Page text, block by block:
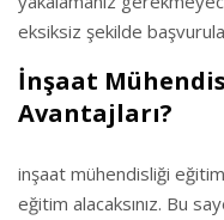
eksiksiz şekilde
İnşaat
Avantajları?
inşaat mühendisliği
eğitim alacaksınız. Bu